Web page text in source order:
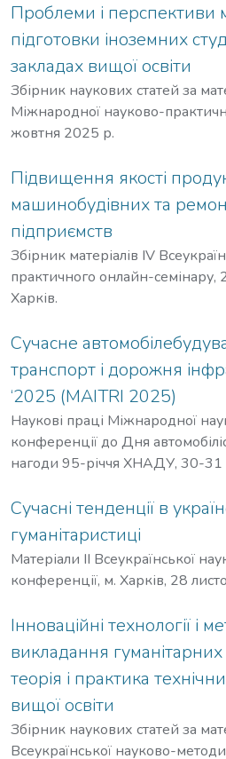
Проблеми і перспективи
підготовки іноземних
закладах вищої освіти
Збірник наукових статей за
Міжнародної науково-
жовтня 2025 р.
Підвищення якості
машинобудівних та
підприємств
Збірник матеріалів IV
практичного онлайн-семінару,
Харків.
Сучасне
транспорт і дорожня
‘2025 (MAITRI 2025)
Наукові праці Міжнародної
конференції до Дня
нагоди 95-річчя ХНАДУ, 30-
Сучасні тенденції в
гуманітаристиці
Матеріали ІІ Всеукраїнської
конференції, м. Харків, 28
Інноваційні технології і
викладання
теорія і практика
вищої освіти
Збірник наукових статей за
Всеукраїнської науково-